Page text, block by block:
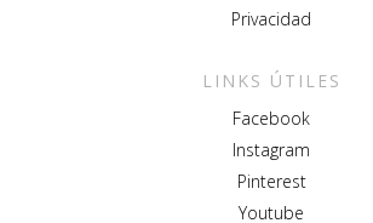
Privacidad
LINKS ÚTILES
Facebook
Instagram
Pinterest
Youtube